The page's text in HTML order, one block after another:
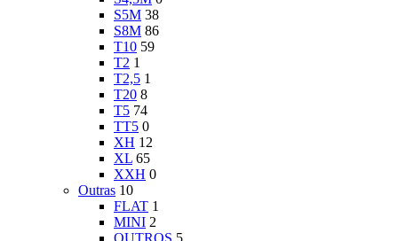
S5M 38
S8M 86
T10 59
T2 1
T2,5 1
T20 8
T5 74
TT5 0
XH 12
XL 65
XXH 0
Outras 10
FLAT 1
MINI 2